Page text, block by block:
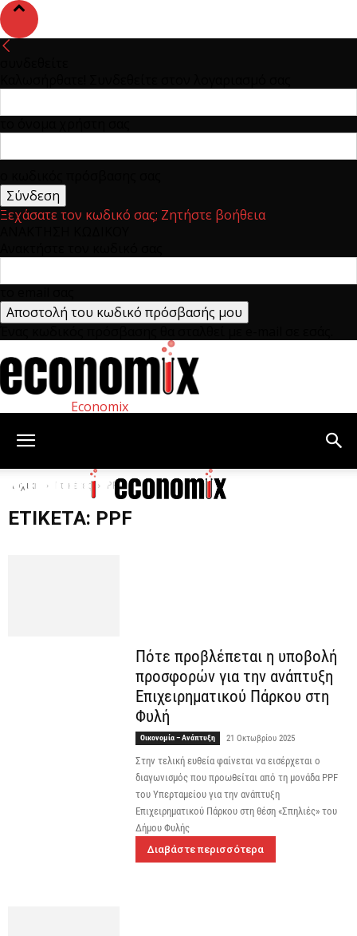
Ξεχάσατε τον κωδικό σας; Ζητήστε βοήθεια
Economix
Αρχική Ετικέτες PPF
ΕΤΙΚΈΤΑ: PPF
Πότε προβλέπεται η υποβολή
προσφορών για την ανάπτυξη
Επιχειρηματικού Πάρκου στη
Φυλή
Οικονομία – Ανάπτυξη 21 Οκτωβρίου 2025
Στην τελική ευθεία φαίνεται να εισέρχεται ο
διαγωνισμός που προωθείται από τη μονάδα PPF
του Υπερταμείου για την ανάπτυξη
Επιχειρηματικού Πάρκου στη θέση «Σπηλιές» του
Δήμου Φυλής
Διαβάστε περισσότερα